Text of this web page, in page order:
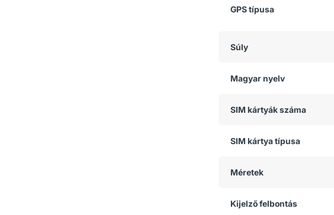
GPS típusa
Súly
Magyar nyelv
SIM kártyák száma
SIM kártya típusa
Méretek
Kijelző felbontás